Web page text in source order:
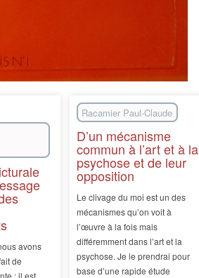
avons
de
: il est
Racamier Paul-Claude
D’un mécanisme
commun à l’art et à la
psychose et de leur
opposition
Le clivage du moi est un des
mécanismes qu’on voit à
l’œuvre à la fois mais
différemment dans l’art et la
psychose. Je le prendrai pour
base d’une rapide étude